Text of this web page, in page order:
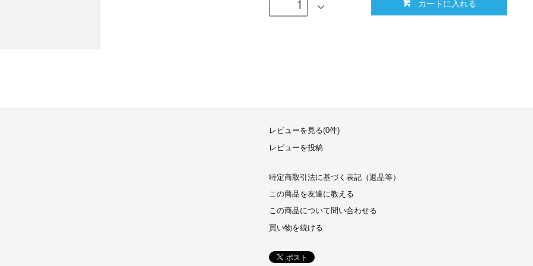
カートに入れる
レビューを見る(0件)
レビューを投稿
特定商取引法に基づく表記（返品等）
この商品を友達に教える
この商品について問い合わせる
買い物を続ける